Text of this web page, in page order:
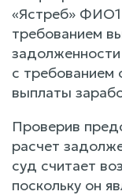
«Ястреб» ФИО1
требованием
с требованием
выплаты
Проверив
расчет
суд считает
поскольку он